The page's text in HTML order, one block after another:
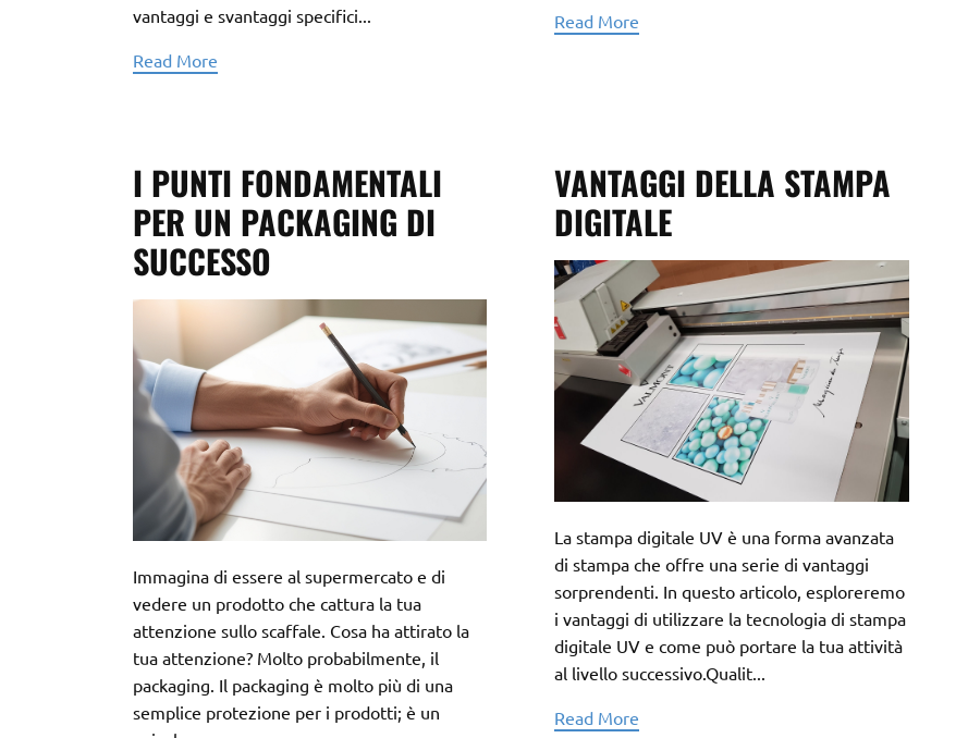
vantaggi e svantaggi specifici...
Read More
Read More
I PUNTI FONDAMENTALI
PER UN PACKAGING DI
SUCCESSO
Immagina di essere al supermercato e di
vedere un prodotto che cattura la tua
attenzione sullo scaffale. Cosa ha attirato la
tua attenzione? Molto probabilmente, il
packaging. Il packaging è molto più di una
semplice protezione per i prodotti; è un
VANTAGGI DELLA STAMPA
DIGITALE
La stampa digitale UV è una forma avanzata
di stampa che offre una serie di vantaggi
sorprendenti. In questo articolo, esploreremo
i vantaggi di utilizzare la tecnologia di stampa
digitale UV e come può portare la tua attività
al livello successivo.Qualit...
Read More